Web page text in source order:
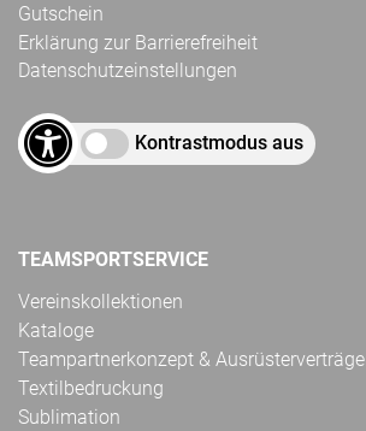
Gutschein
Erklärung zur Barrierefreiheit
Datenschutzeinstellungen
Kontrastmodus aus
TEAMSPORTSERVICE
Vereinskollektionen
Kataloge
Teampartnerkonzept & Ausrüsterverträge
Textilbedruckung
Sublimation